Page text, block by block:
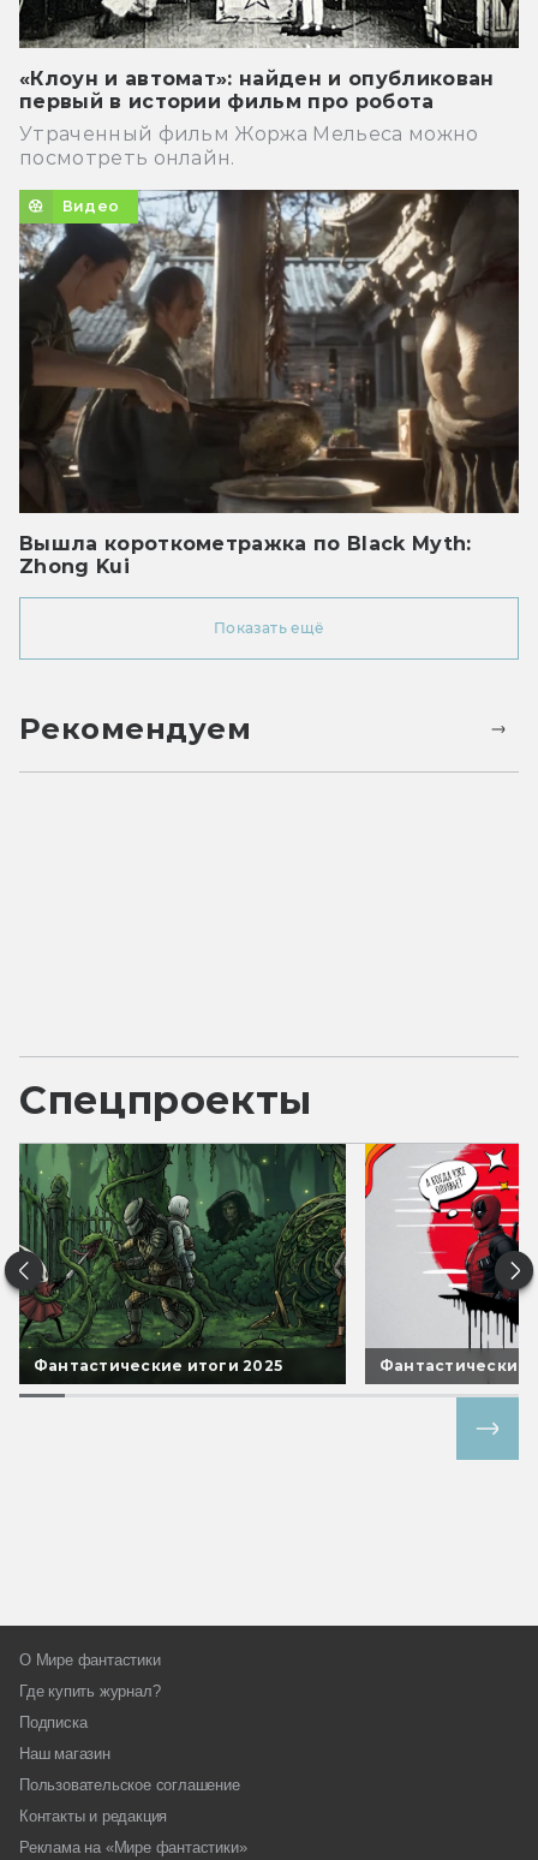
«Клоун и автомат»: найден и опубликован
первый в истории фильм про робота
Утраченный фильм Жоржа Мельеса можно
посмотреть онлайн.
Видео
Вышла короткометражка по Black Myth:
Zhong Kui
Показать ещё
Рекомендуем
Спецпроекты
Фантастические итоги 2025 Фантастические
О Мире фантастики
Где купить журнал?
Подписка
Наш магазин
Пользовательское соглашение
Контакты и редакция
Реклама на «Мире фантастики»